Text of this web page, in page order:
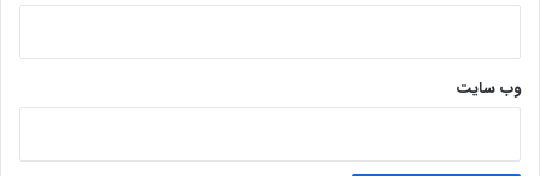
وب‌ سایت